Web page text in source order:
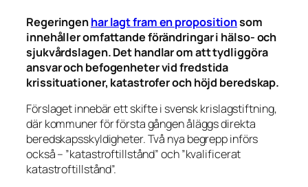
Regeringenhar lagt fram en propositionsom
innehåller omfattande förändringar i hälso- och
sjukvårdslagen. Det handlar om att tydliggöra
ansvar och befogenheter vid fredstida
krissituationer, katastrofer och höjd beredskap.
Förslaget innebär ett skifte i svensk krislagstiftning,
där kommuner för första gången åläggs direkta
beredskapsskyldigheter. Två nya begrepp införs
också – ”katastroftillstånd” och ”kvalificerat
katastroftillstånd”.